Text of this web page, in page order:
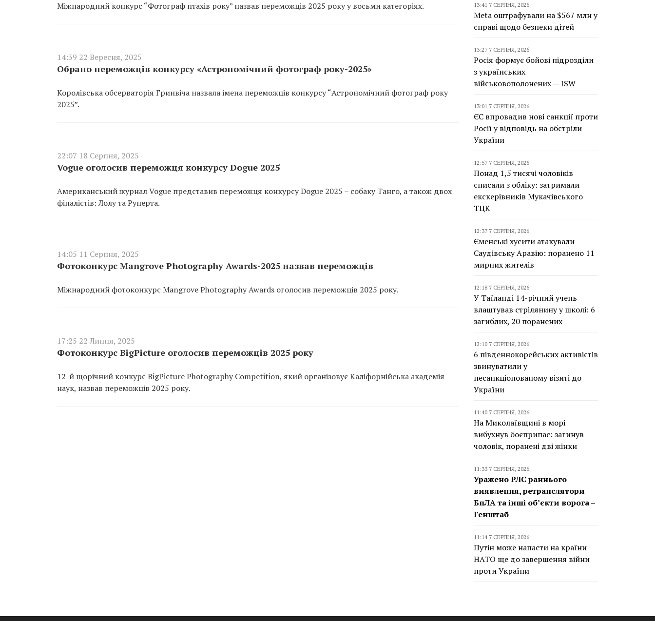
Міжнародний конкурс “Фотограф птахів року” назвав переможців 2025 року у восьми категоріях.
14:39 22 Вересня, 2025
Обрано переможців конкурсу «Астрономічний фотограф року-2025»
Королівська обсерваторія Гринвіча назвала імена переможців конкурсу “Астрономічний фотограф року
2025”.
22:07 18 Серпня, 2025
Vogue оголосив переможця конкурсу Dogue 2025
Американський журнал Vogue представив переможця конкурсу Dogue 2025 – собаку Танго, а також двох
фіналістів: Лолу та Руперта.
14:05 11 Серпня, 2025
Фотоконкурс Mangrove Photography Awards-2025 назвав переможців
Міжнародний фотоконкурс Mangrove Photography Awards оголосив переможців 2025 року.
17:25 22 Липня, 2025
Фотоконкурс BigPicture оголосив переможців 2025 року
12-й щорічний конкурс BigPicture Photography Competition, який організовує Каліфорнійська академія
наук, назвав переможців 2025 року.
13:41 7 СЕРПНЯ, 2026
Meta оштрафували на $567 млн у
справі щодо безпеки дітей
13:27 7 СЕРПНЯ, 2026
Росія формує бойові підрозділи
з українських
військовополонених — ISW
13:01 7 СЕРПНЯ, 2026
ЄС впровадив нові санкції проти
Росії у відповідь на обстріли
України
12:57 7 СЕРПНЯ, 2026
Понад 1,5 тисячі чоловіків
списали з обліку: затримали
екскерівників Мукачівського
ТЦК
12:37 7 СЕРПНЯ, 2026
Єменські хусити атакували
Саудівську Аравію: поранено 11
мирних жителів
12:18 7 СЕРПНЯ, 2026
У Таїланді 14-річний учень
влаштував стрілянину у школі: 6
загиблих, 20 поранених
12:10 7 СЕРПНЯ, 2026
6 південнокорейських активістів
звинуватили у
несанкціонованому візиті до
України
11:40 7 СЕРПНЯ, 2026
На Миколаївщині в морі
вибухнув боєприпас: загинув
чоловік, поранені дві жінки
11:33 7 СЕРПНЯ, 2026
Уражено РЛС раннього
виявлення, ретранслятори
БпЛА та інші об’єкти ворога –
Генштаб
11:14 7 СЕРПНЯ, 2026
Путін може напасти на країни
НАТО ще до завершення війни
проти України